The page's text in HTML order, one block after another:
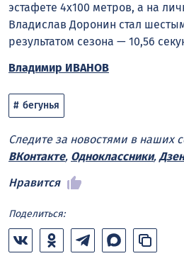
эстафете 4х100 метров, а на
Владислав Доронин стал
результатом сезона — 10,56
Владимир ИВАНОВ
бегунья
Следите за новостями в наших
ВКонтакте, Одноклассники, Дзен
Нравится
Поделиться: